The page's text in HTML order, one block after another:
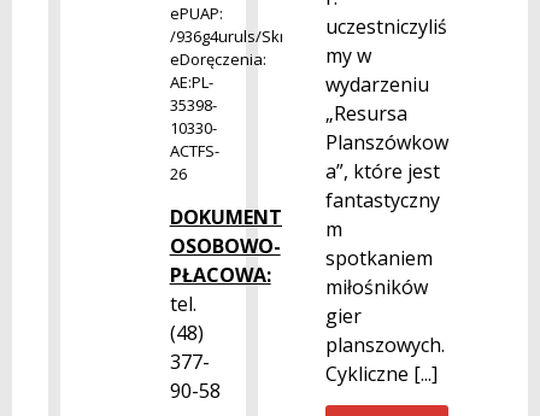
ePUAP:
/936g4uruls/SkrytkaESP
eDoręczenia:
AE:PL-
35398-
10330-
ACTFS-
26
DOKUMENTACJA
OSOBOWO-
PŁACOWA:
tel.
(48)
377-
90-58
uczestniczyliś
my w
wydarzeniu
„Resursa
Planszówkow
a”, które jest
fantastyczny
m
spotkaniem
miłośników
gier
planszowych.
Cykliczne [...]